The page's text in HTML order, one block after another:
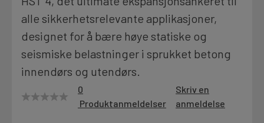
Finn butikk
Kontakt og åpningstider
Kontakt
Fra rådgivning til sporing av ordre
alle sikkerhetsrelevante applikasjoner,
designet for å bære høye statiske og
seismiske belastninger i sprukket betong
innendørs og utendørs.
0
Produktanmeldelser
Skriv en
anmeldelse